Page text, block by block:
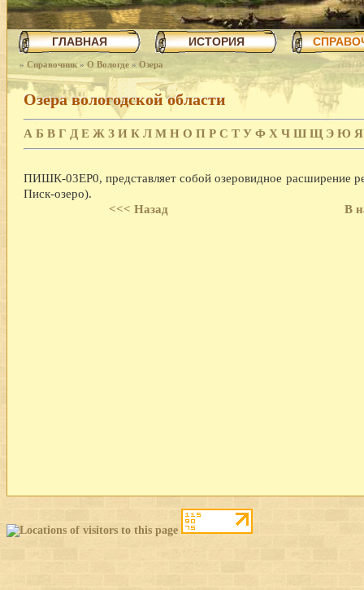
ГЛАВНАЯ ИСТОРИЯ
» Справочник » О Вологде » Озера
Озера вологодской области
А Б В Г Д Е Ж З И К Л М Н О П Р С Т У Ф Х Ч Ш Щ Э Ю Я
ПИШК-03ЕР0, представляет собой озеровидное расширение
Писк-озеро).
<<< Назад
В